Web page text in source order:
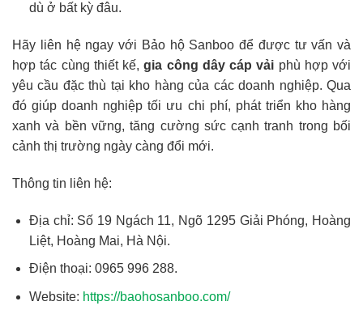
dù ở bất kỳ đâu.
Hãy liên hệ ngay với Bảo hộ Sanboo để được tư vấn và
hợp tác cùng thiết kế,gia công dây cáp vải phù hợp với
yêu cầu đặc thù tại kho hàng của các doanh nghiệp. Qua
đó giúp doanh nghiệp tối ưu chi phí, phát triển kho hàng
xanh và bền vững, tăng cường sức cạnh tranh trong bối
cảnh thị trường ngày càng đổi mới.
Thông tin liên hệ:
Địa chỉ: Số 19 Ngách 11, Ngõ 1295 Giải Phóng, Hoàng
Liệt, Hoàng Mai, Hà Nội.
Điện thoại: 0965 996 288.
Website: https://baohosanboo.com/